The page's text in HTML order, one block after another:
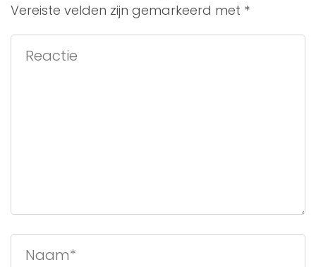
Vereiste velden zijn gemarkeerd met *